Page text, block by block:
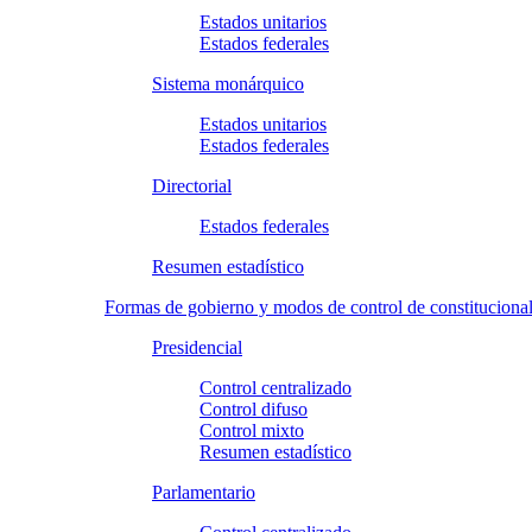
Estados unitarios
Estados federales
Sistema monárquico
Estados unitarios
Estados federales
Directorial
Estados federales
Resumen estadístico
Formas de gobierno y modos de control de
Presidencial
Control centralizado
Control difuso
Control mixto
Resumen estadístico
Parlamentario